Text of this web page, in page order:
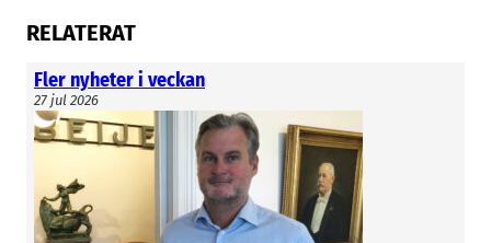
RELATERAT
Fler nyheter i veckan
27 jul 2026